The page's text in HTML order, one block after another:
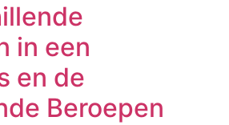
in een
en de
Beroepen